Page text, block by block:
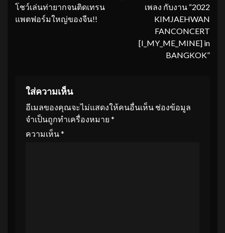
โชว์เล่นท่ายากจนติดเทรน
แพตฟอร์มใหญ่ของจีน!!
เพลง กับงาน “2022
KIMJAEHWAN
FANCONCERT
[I_MY_ME_MINE] in
BANGKOK”
ใส่ความเห็น
อีเมลของคุณจะไม่แสดงให้คนอื่นเห็น ช่องข้อมูล
จำเป็นถูกทำเครื่องหมาย *
ความเห็น*